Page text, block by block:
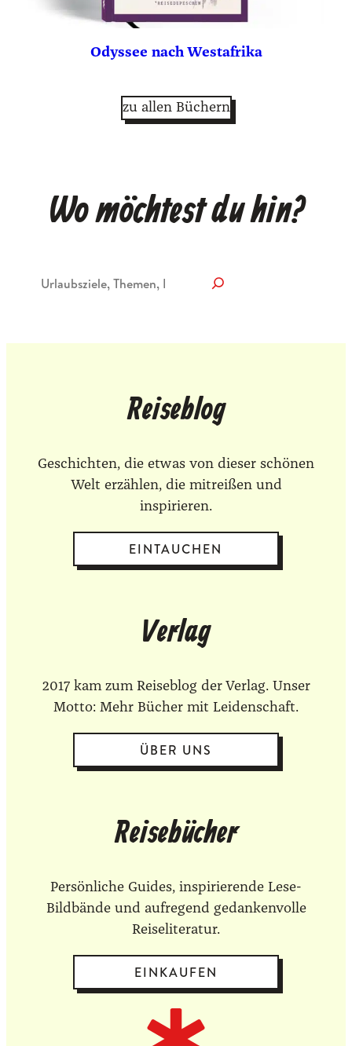
Odyssee nach Westafrika
zu allen Büchern
Wo möchtest du hin?
Reiseblog
Geschichten, die etwas von dieser schönen
Welt erzählen, die mitreißen und
inspirieren.
EINTAUCHEN
Verlag
2017 kam zum Reiseblog der Verlag. Unser
Motto: Mehr Bücher mit Leidenschaft.
ÜBER UNS
Reisebücher
Persönliche Guides, inspirierende Lese-
Bildbände und aufregend gedankenvolle
Reiseliteratur.
EINKAUFEN